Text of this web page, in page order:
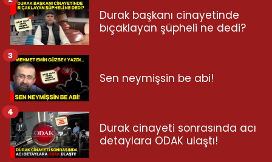
Durak başkanı cinayetinde
bıçaklayan şüpheli ne dedi?
Sen neymişsin be abi!
3
Durak cinayeti sonrasında acı
detaylara ODAK ulaştı!
4